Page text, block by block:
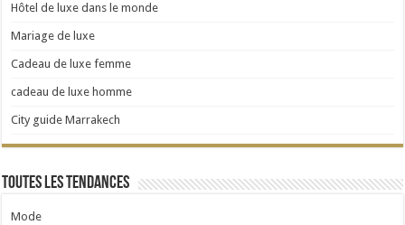
Hôtel de luxe dans le monde
Mariage de luxe
Cadeau de luxe femme
cadeau de luxe homme
City guide Marrakech
Toutes les tendances
Mode